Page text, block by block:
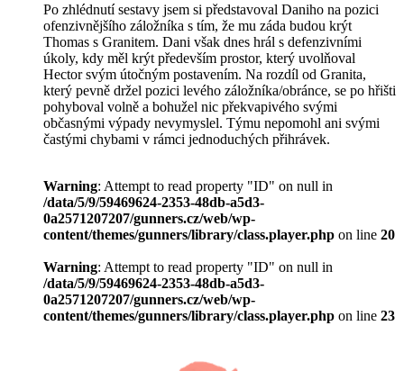
Po zhlédnutí sestavy jsem si představoval Daniho na pozici
ofenzivnějšího záložníka s tím, že mu záda budou krýt
Thomas s Granitem. Dani však dnes hrál s defenzivními
úkoly, kdy měl krýt především prostor, který uvolňoval
Hector svým útočným postavením. Na rozdíl od Granita,
který pevně držel pozici levého záložníka/obránce, se po hřišti
pohyboval volně a bohužel nic překvapivého svými
občasnými výpady nevymyslel. Týmu nepomohl ani svými
častými chybami v rámci jednoduchých přihrávek.
Warning: Attempt to read property "ID" on null in
/data/5/9/59469624-2353-48db-a5d3-
0a2571207207/gunners.cz/web/wp-
content/themes/gunners/library/class.player.php on line 20
Warning: Attempt to read property "ID" on null in
/data/5/9/59469624-2353-48db-a5d3-
0a2571207207/gunners.cz/web/wp-
content/themes/gunners/library/class.player.php on line 23